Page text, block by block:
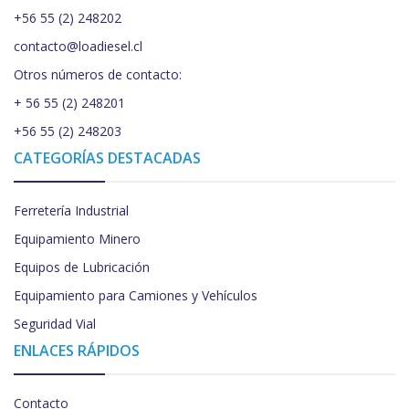
+56 55 (2) 248202
contacto@loadiesel.cl
Otros números de contacto:
+ 56 55 (2) 248201
+56 55 (2) 248203
CATEGORÍAS DESTACADAS
Ferretería Industrial
Equipamiento Minero
Equipos de Lubricación
Equipamiento para Camiones y Vehículos
Seguridad Vial
ENLACES RÁPIDOS
Contacto